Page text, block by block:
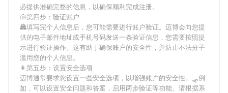
必提供准确完整的信息，以确保顺利完成注册。
🐚第四步：验证账户
🏯填写完个人信息后，您可能需要进行账户验证。 迈博会向您提
供的电子邮件地址或手机号码发送一条验证信息，您需要按照提
示进行验证操作。这有助于确保账户的安全性，并防止不法分子
滥用您的个人信息。
👩第五步：设置安全选项
迈博通常要求您设置一些安全选项，以增强账户的安全性。🛷例
如，可以设置安全问题和答案，启用两步验证等功能。请根据系